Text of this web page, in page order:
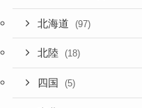
北海道 (97)
北陸 (18)
四国 (5)